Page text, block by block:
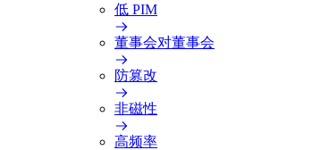
低 PIM
董事会对董事会
防篡改
非磁性
高频率